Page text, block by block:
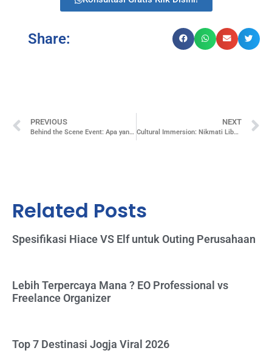
Share:
PREVIOUS
Behind the Scene Event: Apa yang Sebenarnya Dikerjakan EO?
NEXT
Cultural Immersion: Nikmati Liburan Sambil Belajar Tradisi Lokal
Related Posts
Spesifikasi Hiace VS Elf untuk Outing Perusahaan
Lebih Terpercaya Mana ? EO Professional vs
Freelance Organizer
Top 7 Destinasi Jogja Viral 2026